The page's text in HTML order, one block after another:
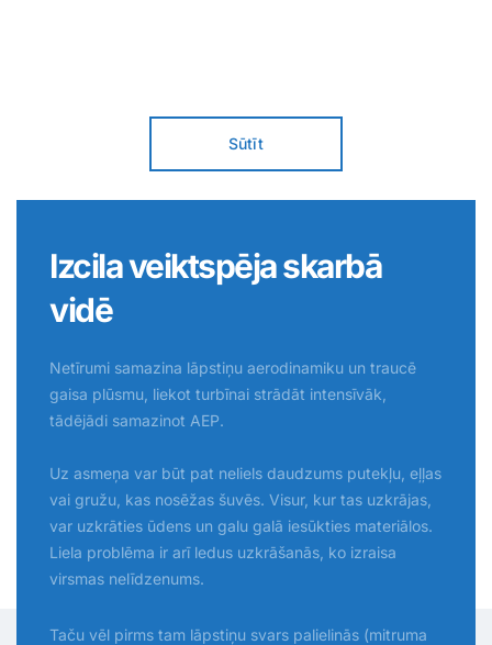
Sūtīt
Izcila veiktspēja skarbā
vidē
Netīrumi samazina lāpstiņu aerodinamiku un traucē
gaisa plūsmu, liekot turbīnai strādāt intensīvāk,
tādējādi samazinot AEP.
Uz asmeņa var būt pat neliels daudzums putekļu, eļļas
vai gružu, kas nosēžas šuvēs. Visur, kur tas uzkrājas,
var uzkrāties ūdens un galu galā iesūkties materiālos.
Liela problēma ir arī ledus uzkrāšanās, ko izraisa
virsmas nelīdzenums.
Taču vēl pirms tam lāpstiņu svars palielinās (mitruma